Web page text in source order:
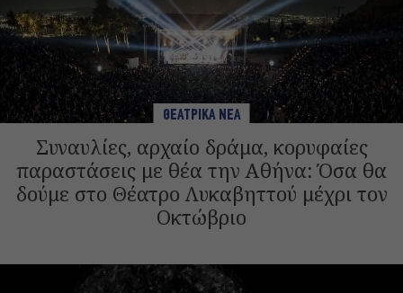
ΘΕΑΤΡΙΚΑ ΝΕΑ
Συναυλίες, αρχαίο δράμα, κορυφαίες
παραστάσεις με θέα την Αθήνα: Όσα θα
δούμε στο Θέατρο Λυκαβηττού μέχρι τον
Οκτώβριο